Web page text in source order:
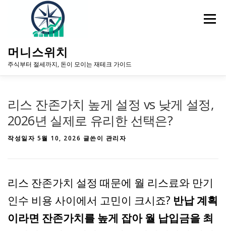
기
머니스위치
주식부터 절세까지, 돈이 모이는 재테크 가이드
메뉴
리스 잔존가치 높게 설정 vs 낮게 설정,
2026년 실제로 유리한 선택은?
작성일자 5월 10, 2026 글쓴이 관리자
리스 잔존가치 설정 때문에 월 리스료와 만기
인수 비용 사이에서 고민이 크시죠? 반납 계획
이라면 잔존가치를 높게 잡아 월 납입금을 최